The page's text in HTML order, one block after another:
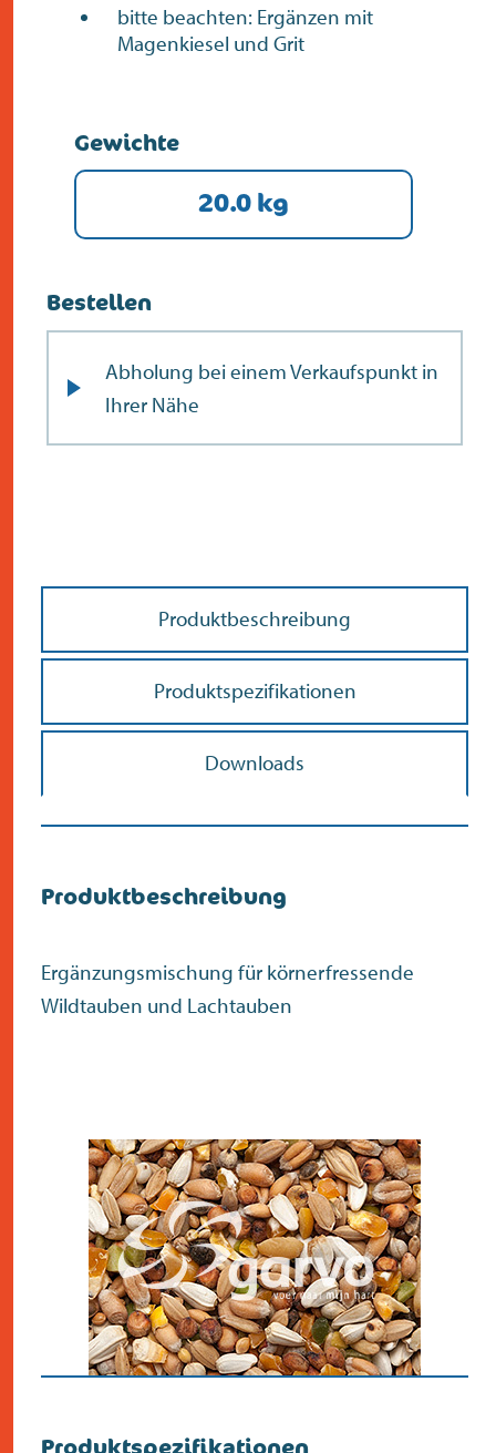
bitte beachten: Ergänzen mit
Magenkiesel und Grit
Gewichte
20.0 kg
Bestellen
Abholung bei einem Verkaufspunkt in
Ihrer Nähe
Suche>
Produktbeschreibung
Produktspezifikationen
Downloads
Produktbeschreibung
Ergänzungsmischung für körnerfressende
Wildtauben und Lachtauben
Produktspezifikationen